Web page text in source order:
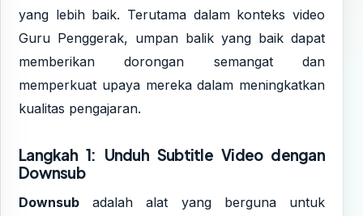
yang lebih baik. Terutama dalam konteks video
Guru Penggerak, umpan balik yang baik dapat
memberikan dorongan semangat dan
memperkuat upaya mereka dalam meningkatkan
kualitas pengajaran.
Langkah 1: Unduh Subtitle Video dengan
Downsub
Downsub adalah alat yang berguna untuk